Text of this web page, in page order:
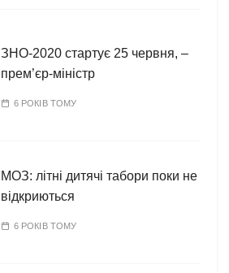
ЗНО-2020 стартує 25 червня, –
прем’єр-міністр
6 РОКІВ ТОМУ
МОЗ: літні дитячі табори поки не
відкриються
6 РОКІВ ТОМУ